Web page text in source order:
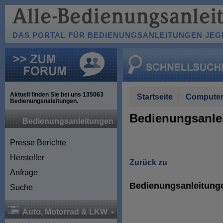
DAS PORTAL FÜR BEDIENUNGSANLEITUNGEN
Aktuell finden Sie bei uns 135063
Bedienungsnaleitungen.
Bedienungsanleitungen
Presse Berichte
Hersteller
Anfrage
Suche
Auto, Motorrad & LKW
Startseite
Zurück zu